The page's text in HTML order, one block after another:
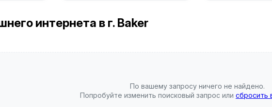
интернета в г. Baker
По вашему запросу ничего не найдено.
Попробуйте изменить поисковый запрос или сбросить